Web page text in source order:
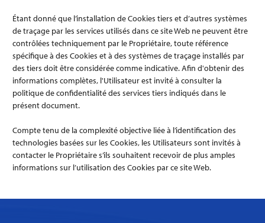
Étant donné que l’installation de Cookies tiers et d’autres systèmes
de traçage par les services utilisés dans ce site Web ne peuvent être
contrôlées techniquement par le Propriétaire, toute référence
spécifique à des Cookies et à des systèmes de traçage installés par
des tiers doit être considérée comme indicative. Afin d'obtenir des
informations complètes, l'Utilisateur est invité à consulter la
politique de confidentialité des services tiers indiqués dans le
présent document.
Compte tenu de la complexité objective liée à l’identification des
technologies basées sur les Cookies, les Utilisateurs sont invités à
contacter le Propriétaire s’ils souhaitent recevoir de plus amples
informations sur l’utilisation des Cookies par ce site Web.